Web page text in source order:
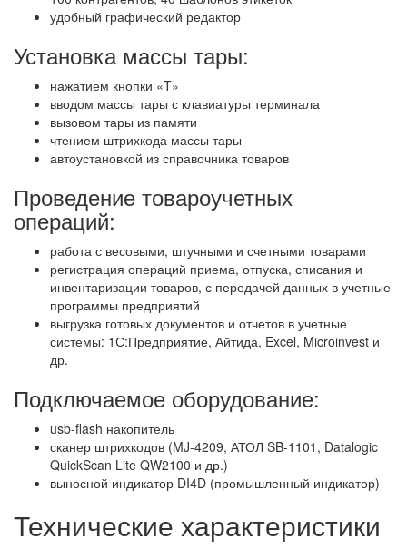
удобный графический редактор
Установка массы тары:
нажатием кнопки «T»
вводом массы тары с клавиатуры терминала
вызовом тары из памяти
чтением штрихкода массы тары
автоустановкой из справочника товаров
Проведение товароучетных
операций:
работа с весовыми, штучными и счетными товарами
регистрация операций приема, отпуска, списания и
инвентаризации товаров, с передачей данных в учетные
программы предприятий
выгрузка готовых документов и отчетов в учетные
системы: 1С:Предприятие, Айтида, Excel, Microinvest и
др.
Подключаемое оборудование:
usb-flash накопитель
сканер штрихкодов (MJ-4209, АТОЛ SB-1101, Datalogic
QuickScan Lite QW2100 и др.)
выносной индикатор DI4D (промышленный индикатор)
Технические характеристики